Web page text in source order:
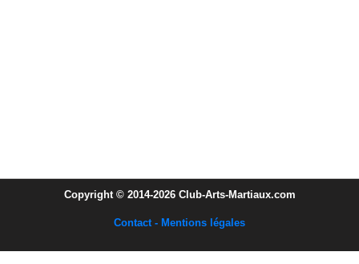
Copyright © 2014-2026 Club-Arts-Martiaux.com
Contact - Mentions légales